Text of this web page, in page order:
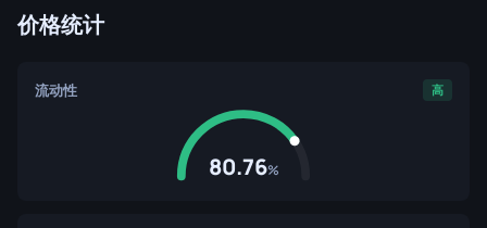
价格统计
流动性 高
80.76%